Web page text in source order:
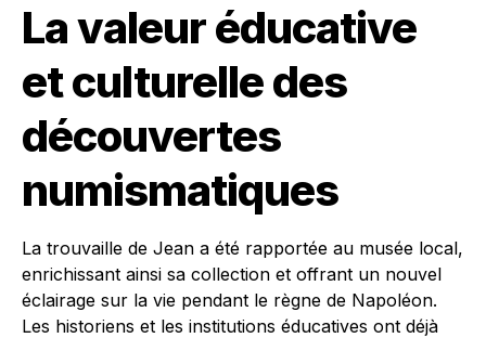
La valeur éducative
et culturelle des
découvertes
numismatiques
La trouvaille de Jean a été rapportée au musée local,
enrichissant ainsi sa collection et offrant un nouvel
éclairage sur la vie pendant le règne de Napoléon.
Les historiens et les institutions éducatives ont déjà